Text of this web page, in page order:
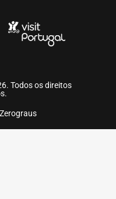
Todos os direitos